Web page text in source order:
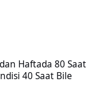
Haftada 80 Saat
40 Saat Bile